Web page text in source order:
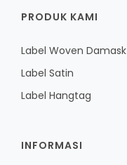
PRODUK KAMI
Label Woven Damask
Label Satin
Label Hangtag
INFORMASI